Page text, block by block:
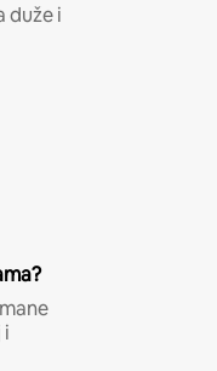
duže i
i